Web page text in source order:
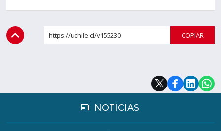
https://uchile.cl/v155230
NOTICIAS